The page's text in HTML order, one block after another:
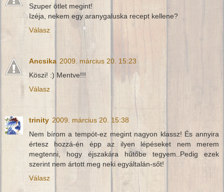
Szuper ötlet megint!
Izéja, nekem egy aranygaluska recept kellene?
Válasz
Ancsika 2009. március 20. 15:23
Köszi! :) Mentve!!!
Válasz
trinity 2009. március 20. 15:38
Nem bírom a tempót-ez megint nagyon klassz! És annyira
értesz hozzá-én épp az ilyen lépéseket nem merem
megtenni, hogy éjszakára hűtőbe tegyem..Pedig ezek
szerint nem ártott meg neki egyáltalán-sőt!
Válasz